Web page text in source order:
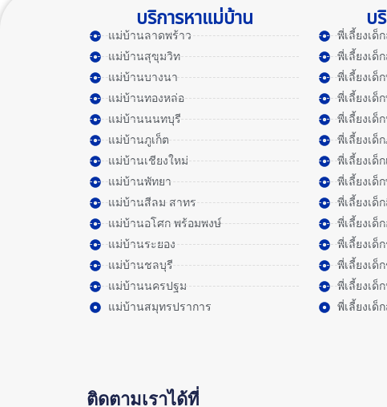
บริการหาแม่บ้าน
แม่บ้านลาดพร้าว
แม่บ้านสุขุมวิท
แม่บ้านบางนา
แม่บ้านทองหล่อ
แม่บ้านนนทบุรี
แม่บ้านภูเก็ต
แม่บ้านเชียงใหม่
แม่บ้านพัทยา
แม่บ้านสีลม สาทร
แม่บ้านอโศก พร้อมพงษ์
แม่บ้านระยอง
แม่บ้านชลบุรี
แม่บ้านนครปฐม
แม่บ้านสมุทรปราการ
บ
พี่เลี้ยงเด็
พี่เลี้ยงเด็
พี่เลี้ยงเด็
พี่เลี้ยงเด็
พี่เลี้ยงเด็
พี่เลี้ยงเด็
พี่เลี้ยงเด็
พี่เลี้ยงเด็
พี่เลี้ยงเด็
พี่เลี้ยงเด็
พี่เลี้ยงเด็
พี่เลี้ยงเด็
พี่เลี้ยงเด็
พี่เลี้ยงเด็
ติดตามเราได้ที่